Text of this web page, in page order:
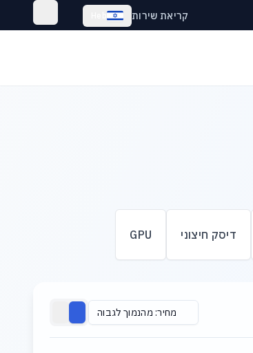
קריאת שירות
דיסק חיצוני GPU
מחיר: מהנמוך לגבוה